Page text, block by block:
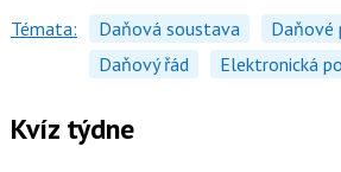
Témata: Daňová soustava
Daňové
Daňový řád
Elektronická
Kvíz týdne